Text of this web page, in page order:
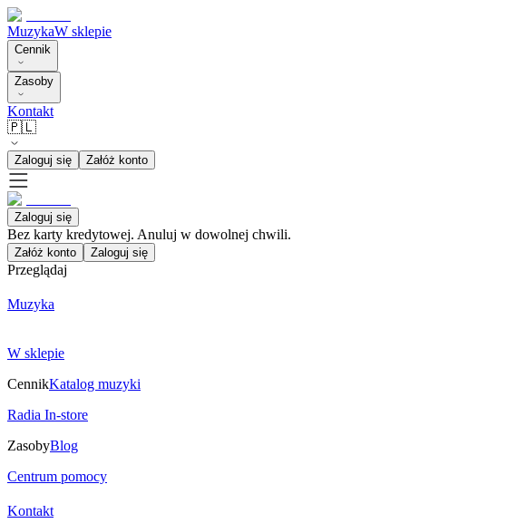
MuzykaW sklepie
Cennik
Zasoby
Kontakt
🇵🇱
Zaloguj się Załóż konto
Zaloguj się
Bez karty kredytowej. Anuluj w dowolnej chwili.
Załóż konto Zaloguj się
Przeglądaj
Muzyka
W sklepie
CennikKatalog muzyki
Radia In-store
ZasobyBlog
Centrum pomocy
Kontakt